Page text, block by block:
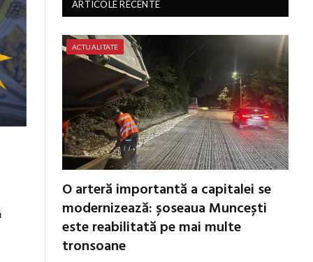
ARTICOLE RECENTE
ACTUALITATE
O arteră importantă a capitalei se
modernizează: șoseaua Muncești
este reabilitată pe mai multe
tronsoane